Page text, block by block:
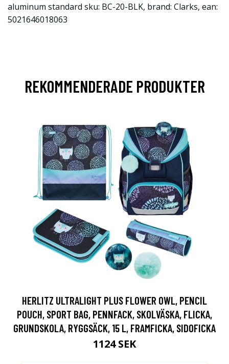
aluminum standard sku: BC-20-BLK, brand: Clarks, ean:
5021646018063
REKOMMENDERADE PRODUKTER
HERLITZ ULTRALIGHT PLUS FLOWER OWL, PENCIL
POUCH, SPORT BAG, PENNFACK, SKOLVÄSKA, FLICKA,
GRUNDSKOLA, RYGGSÄCK, 15 L, FRAMFICKA, SIDOFICKA
1124 SEK